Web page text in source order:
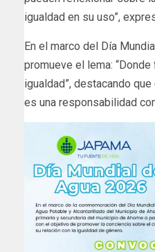
igualdad en su uso”,
En el marco del Día
promueve el lema:
igualdad”, destacando
es una responsabilidad